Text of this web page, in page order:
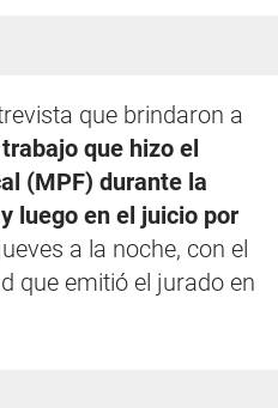
que brindaron a
que hizo el
(MPF) durante la
luego en el juicio por
a la noche, con el
que emitió el jurado en